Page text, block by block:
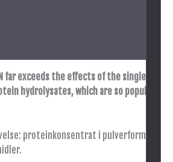
far exceeds the effects of the single-
hydrolysates, which are so popular
proteinkonsentrat i pulverform